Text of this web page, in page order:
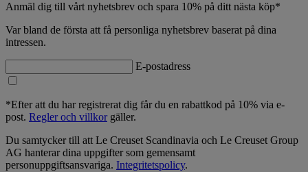
Anmäl dig till vårt nyhetsbrev och spara 10% på ditt nästa köp*
Var bland de första att få personliga nyhetsbrev baserat på dina
intressen.
E-postadress
*Efter att du har registrerat dig får du en rabattkod på 10% via e-
post. Regler och villkorgäller.
Du samtycker till att Le Creuset Scandinavia och Le Creuset Group
AG hanterar dina uppgifter som gemensamt
personuppgiftsansvariga. Integritetspolicy.